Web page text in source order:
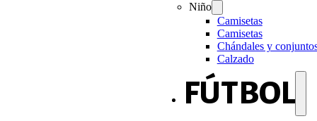
Niño
Camisetas
Camisetas
Chándales y
Calzado
FÚTBOL